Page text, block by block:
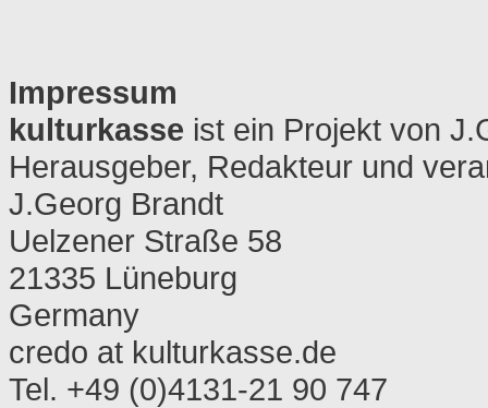
Impressum
kulturkasse ist ein Projekt von
Herausgeber, Redakteur und
J.Georg Brandt
Uelzener Straße 58
21335 Lüneburg
Germany
credo at kulturkasse.de
Tel. +49 (0)4131-21 90 747